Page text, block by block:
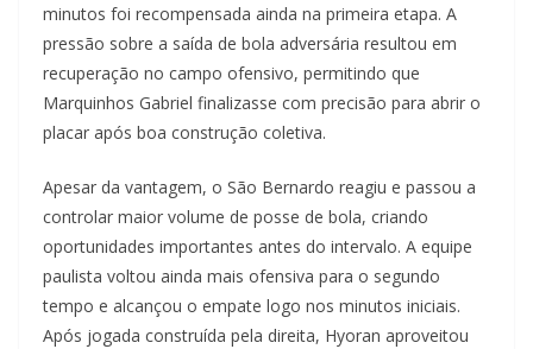
minutos foi recompensada ainda na primeira etapa. A
pressão sobre a saída de bola adversária resultou em
recuperação no campo ofensivo, permitindo que
Marquinhos Gabriel finalizasse com precisão para abrir o
placar após boa construção coletiva.
Apesar da vantagem, o São Bernardo reagiu e passou a
controlar maior volume de posse de bola, criando
oportunidades importantes antes do intervalo. A equipe
paulista voltou ainda mais ofensiva para o segundo
tempo e alcançou o empate logo nos minutos iniciais.
Após jogada construída pela direita, Hyoran aproveitou